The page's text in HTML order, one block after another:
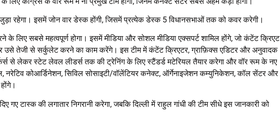
रहेगा। इसमें जोन वार डेस्क होंगी, जिसमें प्रत्येक डेस्क 5 विधानसभाओं तक को कवर करेगी।
के लिए सबसे महत्वपूर्ण होगा। इसमें मीडिया और सोशल मीडिया एक्सपर्ट शामिल होंगे, जो कंटेंट क्रिएट
उसे तेजी से सर्कुलेट करने का काम करेंगे। इस टीम में कंटेंट क्रिएटर, ग्राफ़िक्स एडिटर और अनुवादक
से लेकर स्टेट लेवल लीडर्स तक की ट्रेनिंग के लिए स्टैंडर्ड मटेरियल तैयार करेगा और वॉर रूम के नए
नरेटिव कोआर्डिनेशन, सिविल सोसाइटी/वॉलेंटियर कनेक्ट, ऑर्गेनाइजेशन कम्युनिकेशन, कॉल सेंटर और
गए टास्क की लगातार निगरानी करेगा, जबकि दिल्ली में राहुल गांधी की टीम सीधे इस जानकारी को